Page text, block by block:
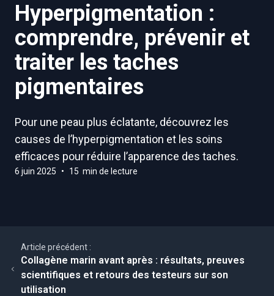
Hyperpigmentation :
comprendre, prévenir et
traiter les taches
pigmentaires
Pour une peau plus éclatante, découvrez les
causes de l’hyperpigmentation et les soins
efficaces pour réduire l’apparence des taches.
6 juin 2025 • 15 min de lecture
Article précédent :
Collagène marin avant après : résultats, preuves
scientifiques et retours des testeurs sur son
utilisation